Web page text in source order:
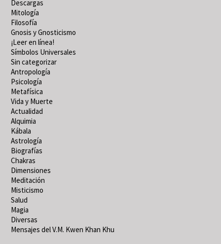
Descargas
Mitología
Filosofía
Gnosis y Gnosticismo
¡Leer en línea!
Símbolos Universales
Sin categorizar
Antropología
Psicología
Metafísica
Vida y Muerte
Actualidad
Alquimia
Kábala
Astrología
Biografías
Chakras
Dimensiones
Meditación
Misticismo
Salud
Magia
Diversas
Mensajes del V.M. Kwen Khan Khu